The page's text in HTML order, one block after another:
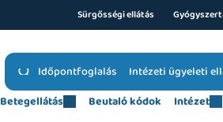
Sürgősségi ellátás
Időpontfoglalás Intézeti ügyeleti
Betegellátás
Beutaló kódok Intézet